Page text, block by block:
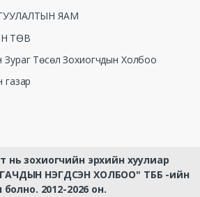
ЯАМ
ТӨВ
Төсөл Зохиогчдын Холбоо
газар
нь зохиогчийн эрхийн хуулиар
НЭГДСЭН ХОЛБОО" ТББ -ийн
2012-2026 он.